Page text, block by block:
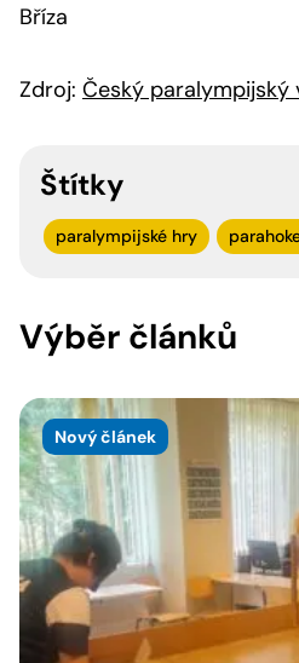
Bříza
Zdroj: Český paralympijský
Štítky
paralympijské hry
Výběr článků
Nový článek